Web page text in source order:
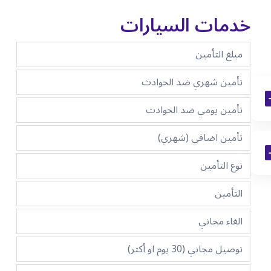
خدمات السيارات
مبلغ التأمين
تأمين شهري ضد الحوادث
تأمين يومي ضد الحوادث
تأمين اضافي (شهري)
نوع التأمين
التأمين
الغاء مجاني
توصيل مجاني (30 يوم او أكثر)